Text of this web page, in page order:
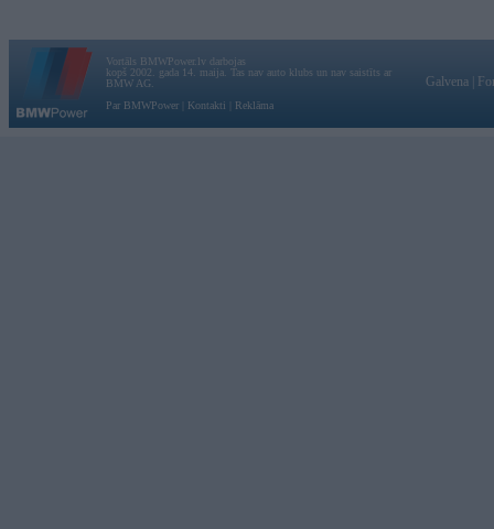
Vortāls BMWPower.lv darbojas
kopš 2002. gada 14. maija. Tas nav auto klubs un nav saistīts ar
BMW AG.
Par BMWPower
Kontakti Reklāma
Galvena